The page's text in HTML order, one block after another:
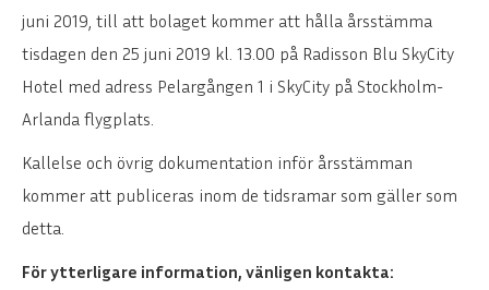
juni 2019, till att bolaget kommer att hålla årsstämma
tisdagen den 25 juni 2019 kl. 13.00 på Radisson Blu SkyCity
Hotel med adress Pelargången 1 i SkyCity på Stockholm-
Arlanda flygplats.
Kallelse och övrig dokumentation inför årsstämman
kommer att publiceras inom de tidsramar som gäller som
detta.
För ytterligare information, vänligen kontakta: